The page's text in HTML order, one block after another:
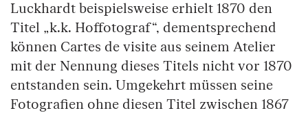
Luckhardt beispielsweise erhielt 1870 den
Titel „k.k. Hoffotograf“, dementsprechend
können Cartes de visite aus seinem Atelier
mit der Nennung dieses Titels nicht vor 1870
entstanden sein. Umgekehrt müssen seine
Fotografien ohne diesen Titel zwischen 1867